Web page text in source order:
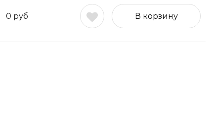
0 руб В корзину